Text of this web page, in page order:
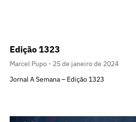
Edição 1323
Marcel Pupo
25 de janeiro de 2024
Jornal A Semana – Edição 1323